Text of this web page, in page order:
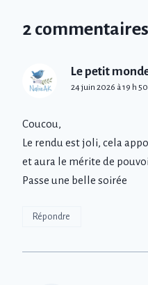
2 commentaires
Le petit
24 juin 2026 à 19 h
Coucou,
Le rendu est joli, cela
et aura le mérite de
Passe une belle soirée
Répondre